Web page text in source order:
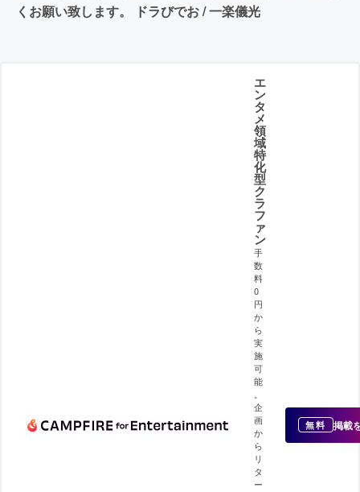
くお願い致します。 ドラびでお / 一楽儀光
エ
ン
タ
メ
領
域
特
化
型
ク
ラ
フ
ァ
ン
手
数
料
0
円
か
ら
実
施
可
能
企
画
か
ら
リ
タ
ー
無料 掲載